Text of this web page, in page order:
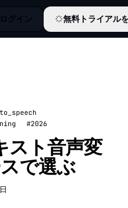
ログイン 無料トライアル
#2026
スト音声変
で選ぶ